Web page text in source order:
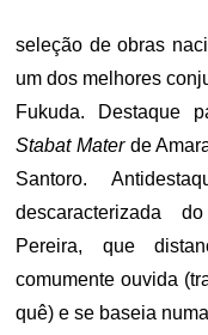
seleção de obras
um dos melhores
Fukuda. Destaque
Stabat Materde
Santoro.
descaracterizada
Pereira, que
comumente ouvida
quê) e se baseia